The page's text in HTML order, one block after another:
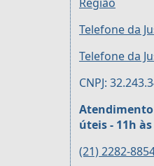
Região
Telefone da
Telefone da
CNPJ:
Atendimento
úteis - 11h
(21) 2282-